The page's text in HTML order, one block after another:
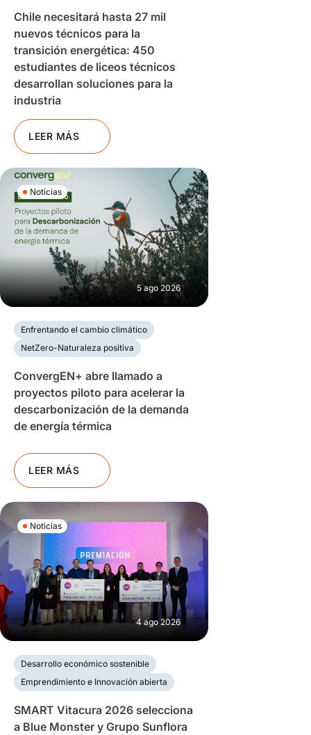
Chile necesitará hasta 27 mil
nuevos técnicos para la
transición energética: 450
estudiantes de liceos técnicos
desarrollan soluciones para la
industria
LEER MÁS
Noticias
5 ago 2026
Enfrentando el cambio climático
NetZero-Naturaleza positiva
ConvergEN+ abre llamado a
proyectos piloto para acelerar la
descarbonización de la demanda
de energía térmica
LEER MÁS
Noticias
4 ago 2026
Desarrollo económico sostenible
Emprendimiento e Innovación abierta
SMART Vitacura 2026 selecciona
a Blue Monster y Grupo Sunflora